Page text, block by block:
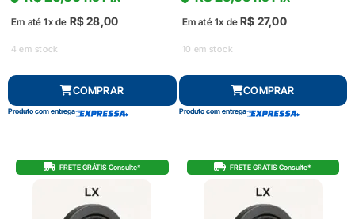
Em até 1x de R$28,00
4 em stock
COMPRAR
Produto com entrega
Em até 1x de R$ 27,00
10 em stock
COMPRAR
Produto com entrega
FRETE GRÁTIS Consulte* FRETE GRÁTIS Consulte*